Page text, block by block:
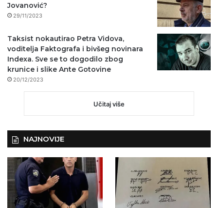
Jovanović?
29/11/2023
Taksist nokautirao Petra Vidova,
voditelja Faktografa i bivšeg novinara
Indexa. Sve se to dogodilo zbog
krunice i slike Ante Gotovine
20/12/2023
Učitaj više
NAJNOVIJE